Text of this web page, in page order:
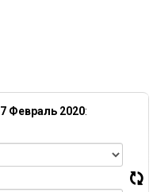
7 Февраль 2020: